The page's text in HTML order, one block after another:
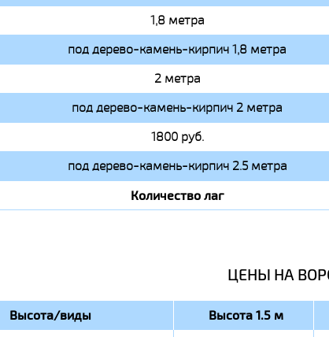
1,8 метра
под дерево-камень-кирпич 1,8 метра
2 метра
под дерево-камень-кирпич 2 метра
1800 руб.
под дерево-камень-кирпич 2.5 метра
Количество лаг
ЦЕНЫ НА
Высота/виды Высота 1.5 м